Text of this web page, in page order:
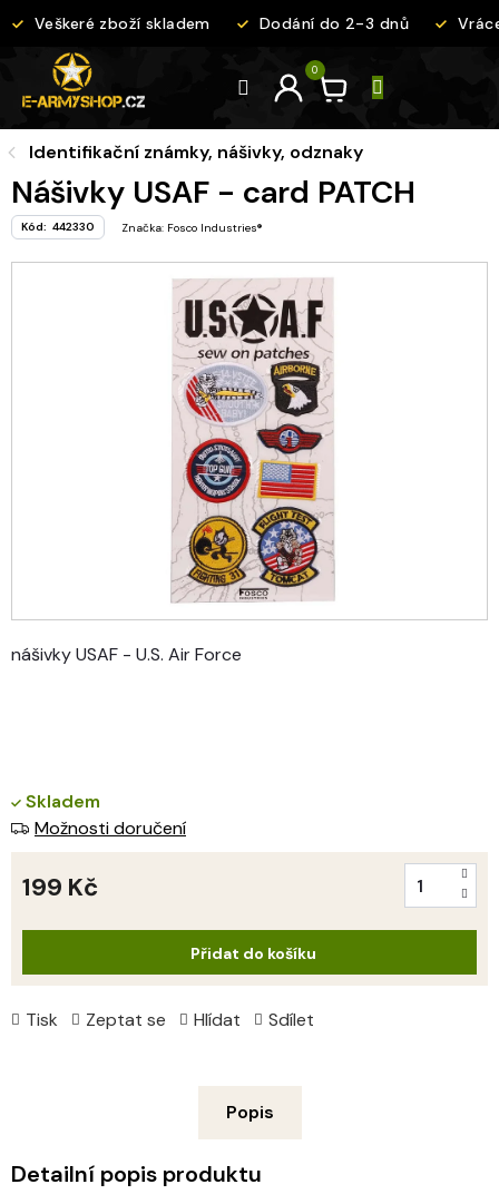
na
Veškeré zboží skladem Dodání do 2-3 dnů
Identifikační známky, nášivky, odznaky
Nášivky USAF - card PATCH
Kód: 442330 Značka: Fosco Industries®
nášivky USAF - U.S. Air Force
Tisk Zeptat se Hlídat Sdílet
Skladem
Možnosti doručení
199 Kč
Přidat do košíku
Popis
Detailní popis produktu